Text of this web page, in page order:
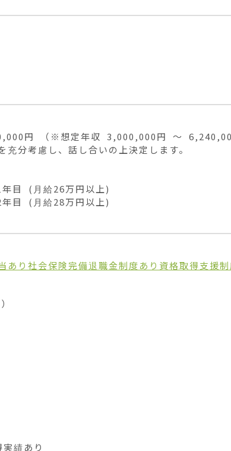
円 （※想定年収 3,000,000円 ～
分考慮し、話し合いの上決定します。
目 (月給26万円以上)
目 (月給28万円以上)
あり 社会保険完備退職金制度あり 資格取得支援制
績あり